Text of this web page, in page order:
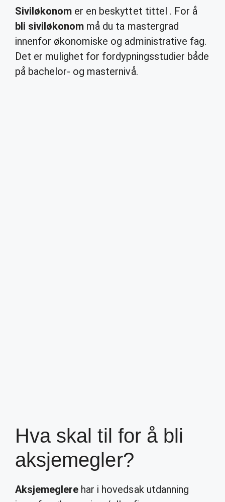
Siviløkonom er en beskyttet tittel . For å
bli siviløkonom må du ta mastergrad
innenfor økonomiske og administrative fag.
Det er mulighet for fordypningsstudier både
på bachelor- og masternivå.
Hva skal til for å bli
aksjemegler?
Aksjemeglere har i hovedsak utdanning